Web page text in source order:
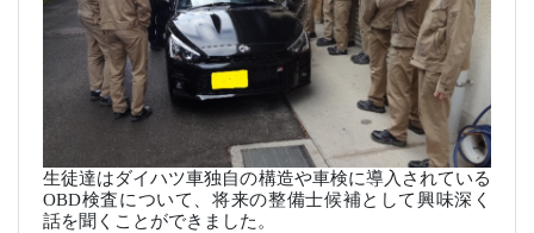
生徒達はダイハツ車独自の構造や車検に導入されている
OBD検査について、将来の整備士候補として興味深く
話を聞くことができました。